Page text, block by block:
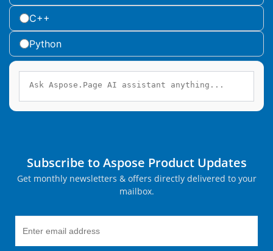
C++
Python
Subscribe to Aspose Product Updates
Get monthly newsletters & offers directly delivered to your
mailbox.